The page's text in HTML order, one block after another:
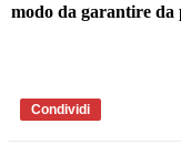
modo da garantire
Condividi